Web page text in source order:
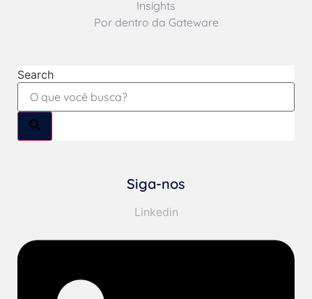
Insights
Por dentro da Gateware
Search
Siga-nos
Linkedin